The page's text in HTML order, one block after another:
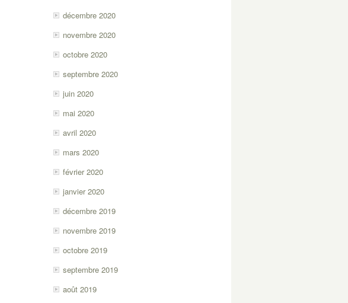
décembre 2020
novembre 2020
octobre 2020
septembre 2020
juin 2020
mai 2020
avril 2020
mars 2020
février 2020
janvier 2020
décembre 2019
novembre 2019
octobre 2019
septembre 2019
août 2019